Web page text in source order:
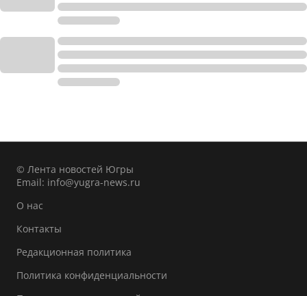
© Лента новостей Югры
Email: info@yugra-news.ru
О нас
Контакты
Редакционная политика
Политика конфиденциальности